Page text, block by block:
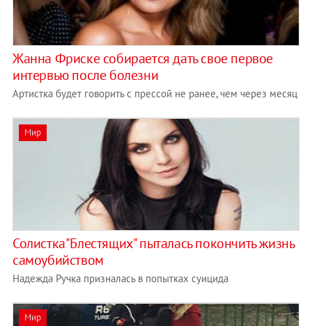
Жанна Фриске собирается дать свое первое
интервью после болезни
Артистка будет говорить с прессой не ранее, чем через месяц
Мир
Солистка"Блестящих" пыталась покончить жизнь
самоубийством
Надежда Ручка призналась в попытках суицида
Мир